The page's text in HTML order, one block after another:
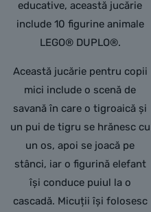
educative, această jucărie
include 10 figurine animale
LEGO® DUPLO®.
Această jucărie pentru copii
mici include o scenă de
savană în care o tigroaică și
un pui de tigru se hrănesc cu
un os, apoi se joacă pe
stânci, iar o figurină elefant
își conduce puiul la o
cascadă. Micuții își folosesc